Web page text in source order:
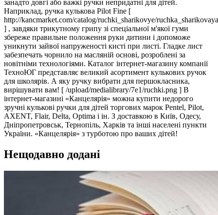
занадто довгі або важкі ручки непридатні для дітей.
Наприклад, ручка кулькова Pilot Fine [
http://kancmarket.com/catalog/ruchki_sharikovye/
] , завдяки трикутному грипу зі спеціальної м'якої гуми
збереже правильне положення руки дитини і допоможе
уникнути зайвої напруженості кисті при листі. Гладке лист
забезпечать чорнило на масляній основі, розроблені за
новітніми технологіями. Каталог інтернет-магазину компанії
ТехноЮГ представляє великий асортимент кулькових ручок
для школярів. А яку ручку вибрати для першокласника,
вирішувати вам! [ /upload/medialibrary/7e1/ruchki.png ] В
інтернет-магазині «Канцелярія» можна купити недорого
зручні кулькові ручки для дітей торгових марок Pentel, Pilot,
AXENT, Flair, Delta, Optima і ін. З доставкою в Київ, Одесу,
Дніпропетровськ, Тернопіль, Харків та інші населені пункти
України. «Канцелярія» з турботою про ваших дітей!
Нещодавно додані